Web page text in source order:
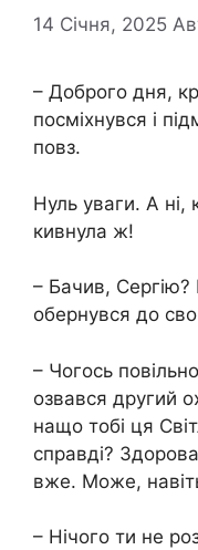
14 Січня, 2025
– Доброго дня,
посміхнувся і
повз.
Нуль уваги. А ні,
кивнула ж!
– Бачив, Сергію?
обернувся до
– Чогось
озвався другий
нащо тобі ця
справді?
вже. Може,
– Нічого ти не